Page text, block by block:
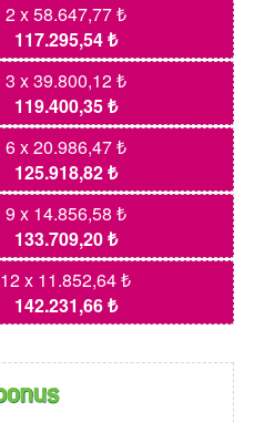
2 x 58.647,77 ₺
117.295,54 ₺
3 x 39.800,12 ₺
119.400,35 ₺
6 x 20.986,47 ₺
125.918,82 ₺
9 x 14.856,58 ₺
133.709,20 ₺
12 x 11.852,64 ₺
142.231,66 ₺